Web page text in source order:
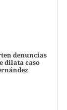
denuncias
dilata caso